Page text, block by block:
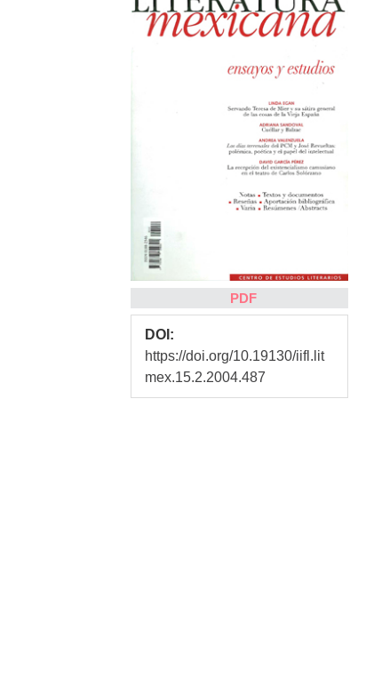
lateral
del
PDF
DOI:
https://doi.org/10.19130/iifl.lit
mex.15.2.2004.487